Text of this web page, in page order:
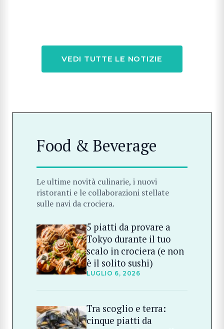
VEDI TUTTE LE NOTIZIE
Food & Beverage
Le ultime novità culinarie, i nuovi
ristoranti e le collaborazioni stellate
sulle navi da crociera.
5 piatti da provare a
Tokyo durante il tuo
scalo in crociera (e non
è il solito sushi)
LUGLIO 6, 2026
Tra scoglio e terra:
cinque piatti da